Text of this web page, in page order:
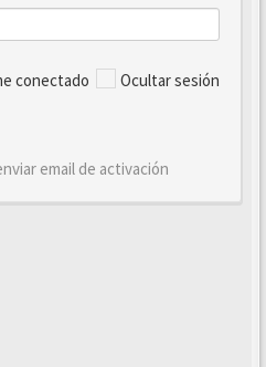
conectado Ocultar sesión
email de activación